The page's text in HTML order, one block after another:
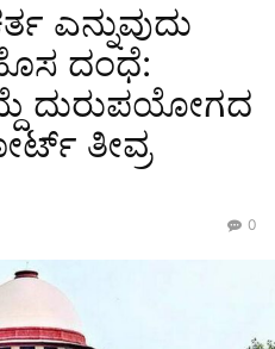
ಎನ್ನುವುದು
ದಂಧೆ:
ದುರುಪಯೋಗದ
ತೀವ್ರ
0